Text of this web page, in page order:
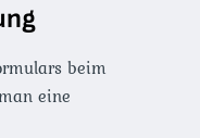
beim
eine